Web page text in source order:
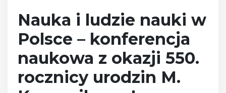
Nauka i ludzie nauki w
Polsce – konferencja
naukowa z okazji 550.
rocznicy urodzin M.